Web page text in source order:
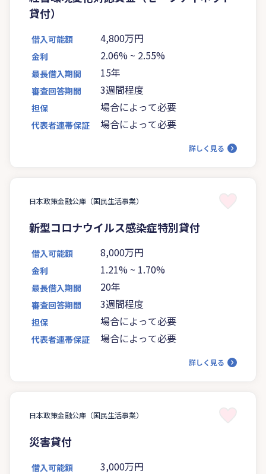
貸付）
借入可能額 4,800万円
金利 2.06% ~ 2.55%
最長借入期間 15年
審査回答期間 3週間程度
担保 場合によって必要
代表者連帯保証 場合によって必要
詳しく見る
日本政策金融公庫（国民生活事業）
新型コロナウイルス感染症特別貸付
借入可能額 8,000万円
金利 1.21% ~ 1.70%
最長借入期間 20年
審査回答期間 3週間程度
担保 場合によって必要
代表者連帯保証 場合によって必要
詳しく見る
日本政策金融公庫（国民生活事業）
災害貸付
借入可能額 3,000万円